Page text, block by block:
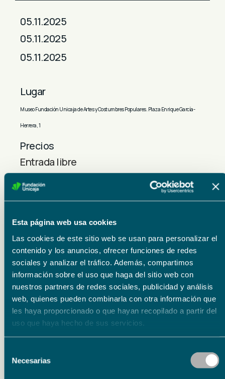
Esta página web usa cookies
Las cookies de este sitio web se usan para personalizar el
contenido y los anuncios, ofrecer funciones de redes
sociales y analizar el tráfico. Además, compartimos
información sobre el uso que haga del sitio web con
nuestros partners de redes sociales, publicidad y análisis
web, quienes pueden combinarla con otra información que
les haya proporcionado o que hayan recopilado a partir del
uso que haya hecho de sus servicios.
Necesarias
05.11.2025
05.11.2025
05.11.2025
Lugar
Museo Fundación Unicaja de Artes y Costumbres Populares. Plaza Enrique García-
Herrera, 1
Precios
Entrada libre
Organizador
Eventos relacionados
Literatura
15.09.26